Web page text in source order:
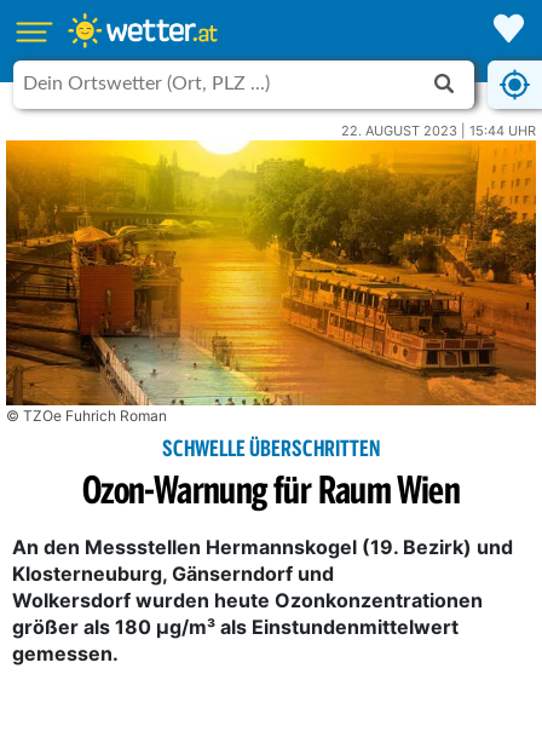
22. AUGUST 2023 | 15:44 UHR
© TZOe Fuhrich Roman
SCHWELLE ÜBERSCHRITTEN
Ozon-Warnung für Raum Wien
An den Messstellen Hermannskogel (19. Bezirk) und
Klosterneuburg, Gänserndorf und
Wolkersdorf wurden heute Ozonkonzentrationen
größer als 180 µg/m³ als Einstundenmittelwert
gemessen.